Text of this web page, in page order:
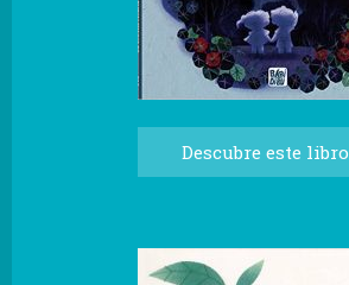
Descubre este libro